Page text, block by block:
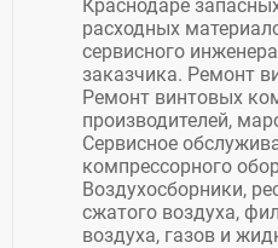
Краснодаре
расходных
сервисного
заказчика. Ремонт
Ремонт винтовых
производителей,
Сервисное
компрессорного
Воздухосборники,
сжатого воздуха,
воздуха, газов и